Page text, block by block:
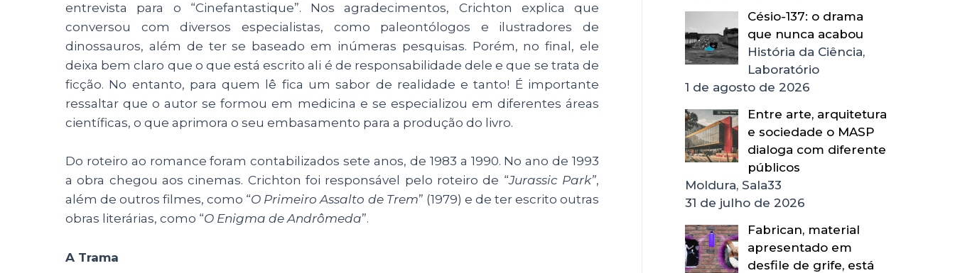
entrevista para o “Cinefantastique”. Nos agradecimentos, Crichton explica que
conversou com diversos especialistas, como paleontólogos e ilustradores de
dinossauros, além de ter se baseado em inúmeras pesquisas. Porém, no final, ele
deixa bem claro que o que está escrito ali é de responsabilidade dele e que se trata de
ficção. No entanto, para quem lê fica um sabor de realidade e tanto! É importante
ressaltar que o autor se formou em medicina e se especializou em diferentes áreas
científicas, o que aprimora o seu embasamento para a produção do livro.
Do roteiro ao romance foram contabilizados sete anos, de 1983 a 1990. No ano de 1993
a obra chegou aos cinemas. Crichton foi responsável pelo roteiro de “Jurassic Park”,
além de outros filmes, como “O Primeiro Assalto de Trem” (1979) e de ter escrito outras
obras literárias, como “O Enigma de Andrômeda”.
A Trama
Césio-137: o drama
que nunca acabou
História da Ciência,
Laboratório
1 de agosto de 2026
Entre arte, arquitetura
e sociedade o MASP
dialoga com diferente
públicos
Moldura, Sala33
31 de julho de 2026
Fabrican, material
apresentado em
desfile de grife, está